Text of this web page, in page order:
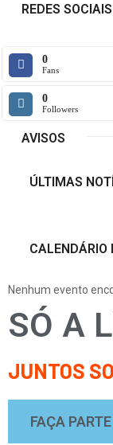
REDES SOCIAIS
0
Fans
0
Followers
AVISOS
ÚLTIMAS
CALENDÁRIO
Nenhum evento
SÓ A
JUNTOS
FAÇA PARTE